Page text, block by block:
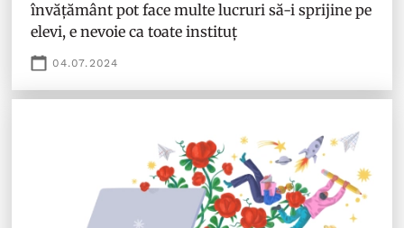
învățământ pot face multe lucruri să-i sprijine pe
elevi, e nevoie ca toate instituț
04.07.2024